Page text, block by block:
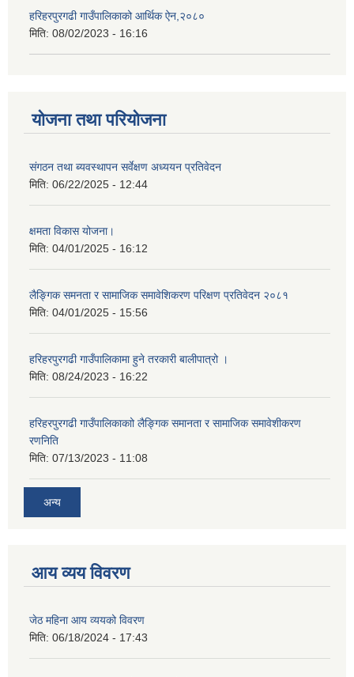
हरिहरपुरगढी गाउँपालिकाको आर्थिक ऐन,२०८०
मिति: 08/02/2023 - 16:16
योजना तथा परियोजना
संगठन तथा ब्यवस्थापन सर्वेक्षण अध्ययन प्रतिवेदन
मिति: 06/22/2025 - 12:44
क्षमता विकास योजना।
मिति: 04/01/2025 - 16:12
लैङ्गिक समनता र सामाजिक समावेशिकरण परिक्षण प्रतिवेदन २०८१
मिति: 04/01/2025 - 15:56
हरिहरपुरगढी गाउँपालिकामा हुने तरकारी बालीपात्रो ।
मिति: 08/24/2023 - 16:22
हरिहरपुरगढी गाउँपालिकाकाो लैङ्गिक समानता र सामाजिक समावेशीकरण
रणनिति
मिति: 07/13/2023 - 11:08
अन्य
आय व्यय विवरण
जेठ महिना आय व्ययको विवरण
मिति: 06/18/2024 - 17:43